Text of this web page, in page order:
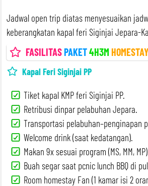
Jadwal open trip diatas menyesuaikan
keberangkatan kapal feri Siginjai Jepara-
FASILITASPAKET4H3M
Kapal Feri Siginjai PP
Tiket kapal KMP feri Siginjai PP.
Retribusi dinpar pelabuhan Jepara.
Transportasi pelabuhan–penginapan
Welcome drink (saat kedatangan).
Makan 9x sesuai program (MS, MM,
Buah segar saat pcnic lunch BBQ di
Room homestay Fan (1 kamar isi 2